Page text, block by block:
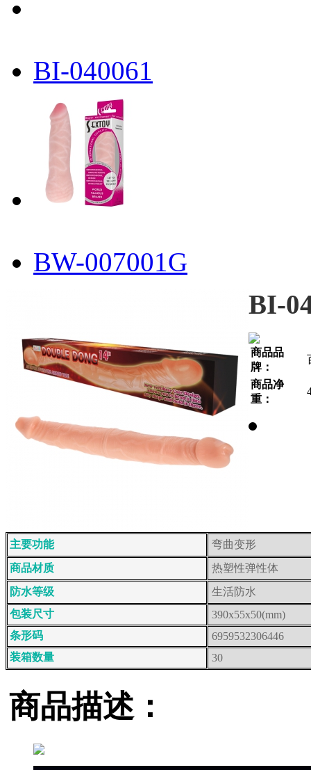
BI-040061
BW-007001G
BI-
商品品
牌：
商品净
重：
主要功能
弯曲变形
商品材质
热塑性弹性体
防水等级
生活防水
包装尺寸
390x55x50(mm)
条形码
6959532306446
装箱数量
30
商品描述：